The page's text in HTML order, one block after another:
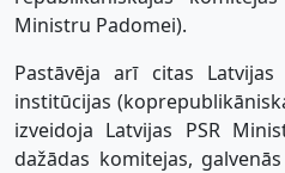
Ministru Padomei).
Pastāvēja arī citas Latvijas
institūcijas
izveidoja Latvijas PSR
dažādas komitejas,